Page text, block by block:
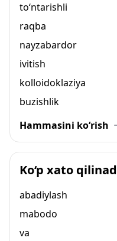
to‘ntarishli
raqba
nayzabardor
ivitish
kolloidoklaziya
buzishlik
Hammasini ko‘rish
Ko‘p xato
abadiylash
mabodo
va